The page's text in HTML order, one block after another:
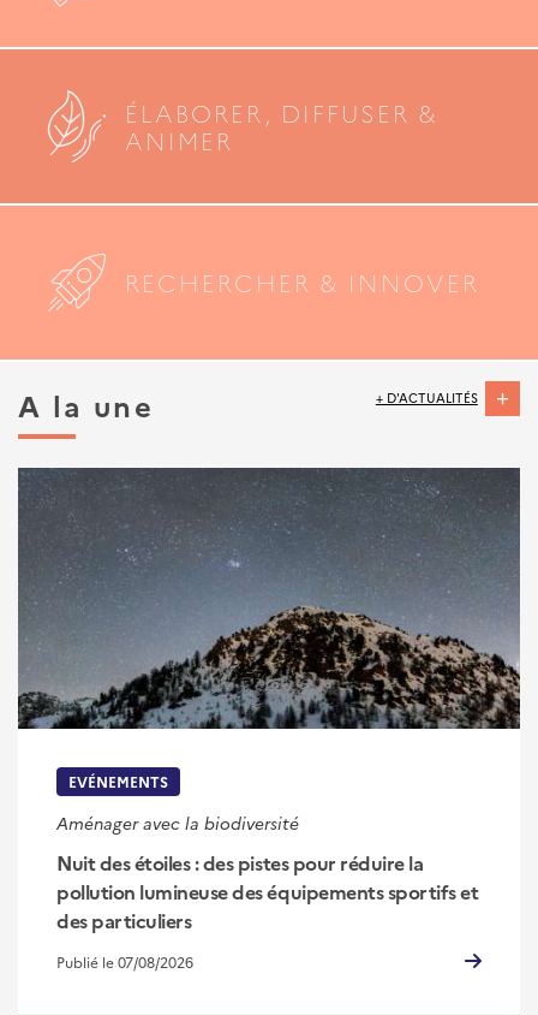
ÉLABORER, DIFFUSER &
ANIMER
RECHERCHER & INNOVER
A la une + D'ACTUALITÉS
EVÉNEMENTS
Aménager avec la biodiversité
Nuit des étoiles : des pistes pour réduire la
pollution lumineuse des équipements sportifs et
des particuliers
Publié le 07/08/2026